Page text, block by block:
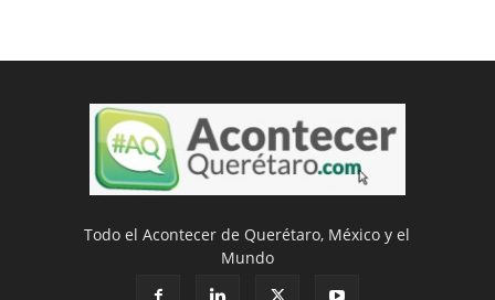
Todo el Acontecer de Querétaro, México y el
Mundo